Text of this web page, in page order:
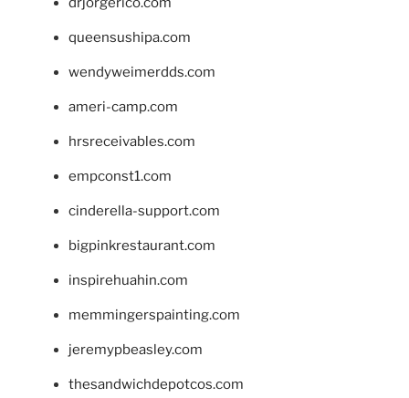
queensushipa.com
wendyweimerdds.com
ameri-camp.com
hrsreceivables.com
empconst1.com
cinderella-support.com
bigpinkrestaurant.com
inspirehuahin.com
memmingerspainting.com
jeremypbeasley.com
thesandwichdepotcos.com